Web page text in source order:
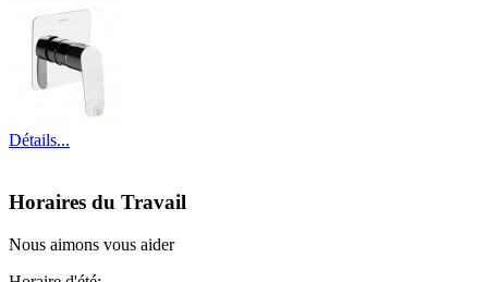
Détails...
Horaires du Travail
Nous aimons vous aider